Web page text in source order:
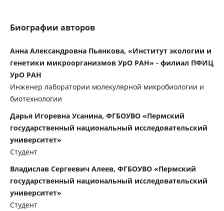
Биографии авторов
Анна Александровна Пьянкова, «Институт экологии и
генетики микроорганизмов УрО РАН» - филиал ПФИЦ
УрО РАН
Инженер лаборатории молекулярной микробиологии и
биотехнологии
Дарья Игоревна Усанина, ФГБОУВО «Пермский
государственный национальный исследовательский
университет»
Студент
Владислав Сергеевич Алеев, ФГБОУВО «Пермский
государственный национальный исследовательский
университет»
Студент